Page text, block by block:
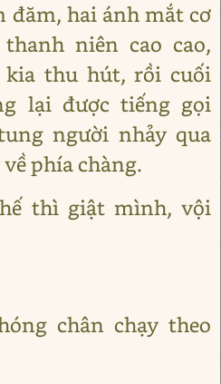
đăm, hai ánh mắt cơ
niên cao cao,
thu hút, rồi cuối
lại được tiếng gọi
người nhảy qua
phía chàng.
thì giật mình, vội
chân chạy theo